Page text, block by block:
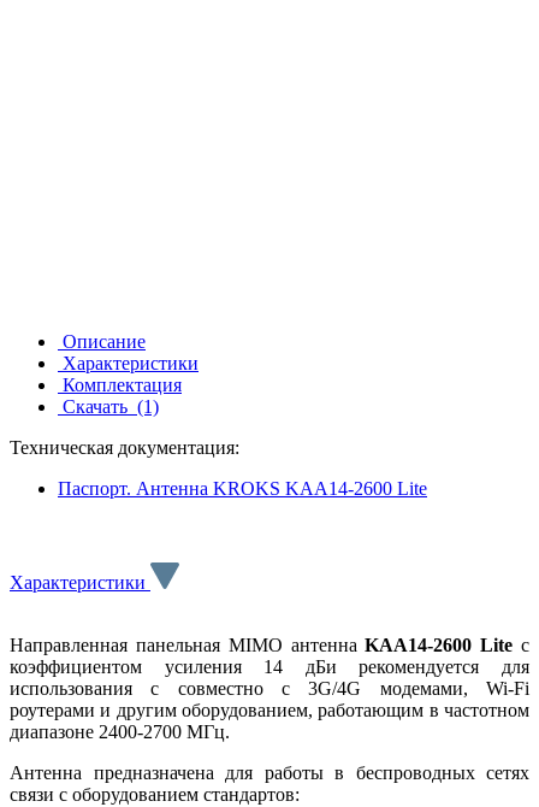
Описание
Характеристики
Комплектация
Скачать (1)
Техническая документация:
Паспорт. Антенна KROKS KAA14-2600 Lite
Характеристики
Направленная панельная MIMO антеннаKAA14-2600 Lite с
коэффициентом усиления 14 дБи рекомендуется для
использования с совместно с 3G/4G модемами, Wi-Fi
роутерами и другим оборудованием, работающим в частотном
диапазоне 2400-2700 МГц.
Антенна предназначена для работы в беспроводных сетях
связи с оборудованием стандартов: